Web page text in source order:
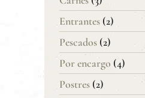
Entrantes (2)
Pescados (2)
Por encargo (4)
Postres (2)